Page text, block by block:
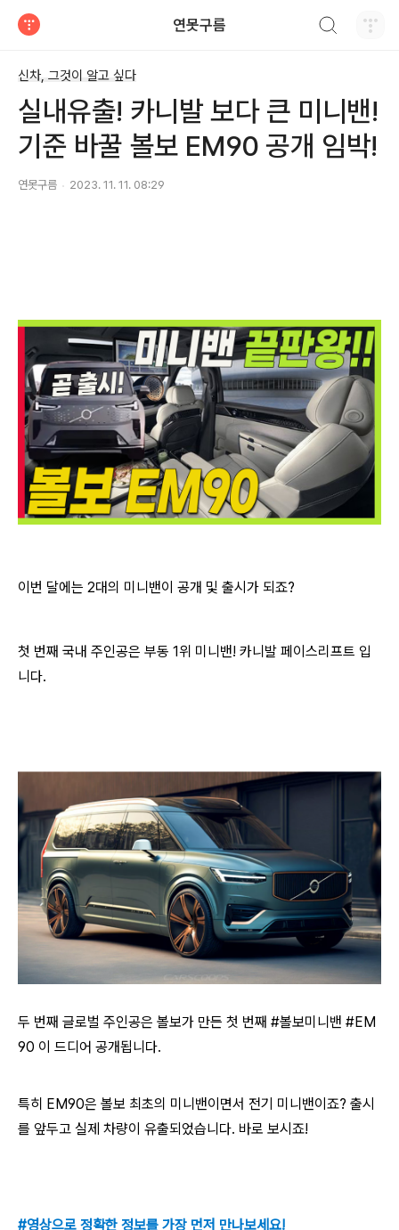
연못구름
신차, 그것이 알고 싶다
실내유출! 카니발 보다 큰 미니밴!
기준 바꿀 볼보 EM90 공개 임박!
연못구름 2023. 11. 11. 08:29
이번 달에는 2대의 미니밴이 공개 및 출시가 되죠?
첫 번째 국내 주인공은 부동 1위 미니밴! 카니발 페이스리프트 입
니다.
두 번째 글로벌 주인공은 볼보가 만든 첫 번째 #볼보미니밴 #EM
90 이 드디어 공개됩니다.
특히 EM90은 볼보 최초의 미니밴이면서 전기 미니밴이죠? 출시
를 앞두고 실제 차량이 유출되었습니다. 바로 보시죠!
#영상으로 정확한 정보를 가장 먼저 만나보세요!